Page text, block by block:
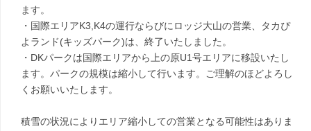
ます。
・国際エリアK3,K4の運行ならびにロッジ大山の営業、タカぴ
よランド(キッズパーク)は、終了いたしました。
・DKパークは国際エリアから上の原U1号エリアに移設いたし
ます。パークの規模は縮小して行います。ご理解のほどよろし
くお願いいたします。
積雪の状況によりエリア縮小しての営業となる可能性はありま